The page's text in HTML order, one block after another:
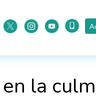
la